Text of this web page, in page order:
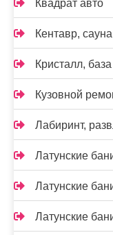
Квадрат авто
Кентавр, сауна
Кристалл,
Кузовной
Лабиринт,
Латунские
Латунские
Латунские